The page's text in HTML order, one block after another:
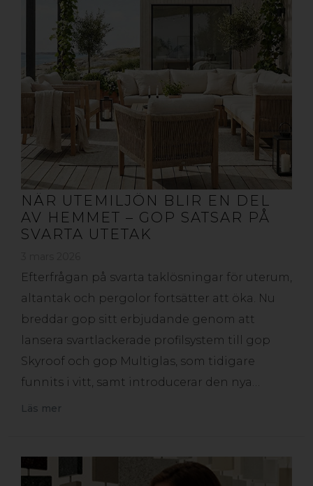
NÄR UTEMILJÖN BLIR EN DEL
AV HEMMET – GOP SATSAR PÅ
SVARTA UTETAK
Efterfrågan på svarta taklösningar för uterum,
altantak och pergolor fortsätter att öka. Nu
breddar gop sitt erbjudande genom att
lansera svartlackerade profilsystem till gop
Skyroof och gop Multiglas, som tidigare
funnits i vitt, samt introducerar den nya…
Läs mer